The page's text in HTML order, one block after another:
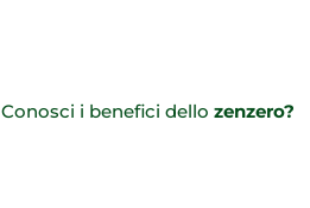
Conosci i benefici dellozenzero?